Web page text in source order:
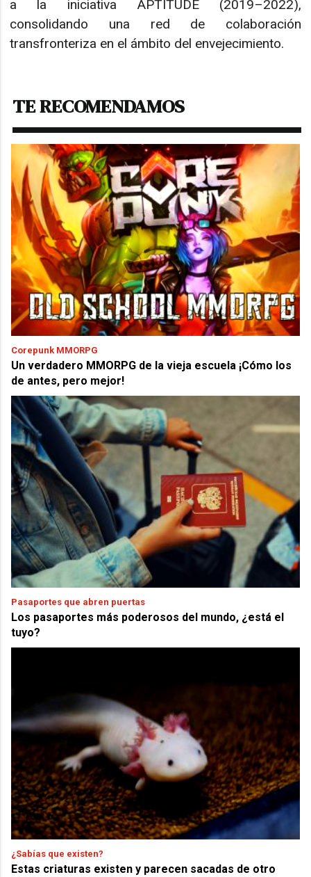
a la iniciativa APTITUDE (2019–2022),
consolidando una red de colaboración
transfronteriza en el ámbito del envejecimiento.
TE RECOMENDAMOS
Corepunk MMORPG
Un verdadero MMORPG de la vieja escuela ¡Cómo los
de antes, pero mejor!
Pasaportes que abren puertas
Los pasaportes más poderosos del mundo, ¿está el
tuyo?
¿Sabías que existen?
Estas criaturas existen y parecen sacadas de otro